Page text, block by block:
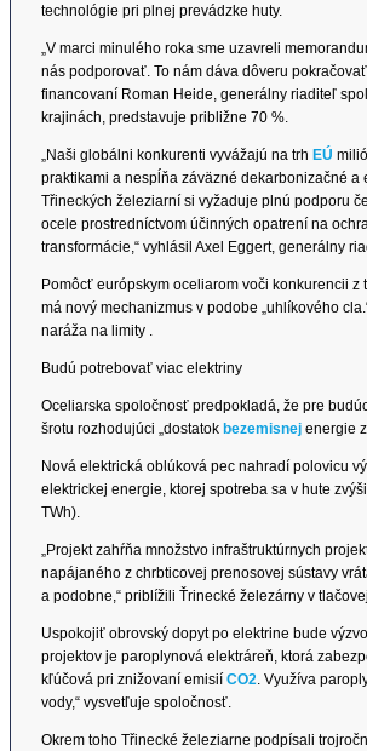
technológie pri plnej prevádzke huty.
„V marci minulého roka sme uzavreli
nás podporovať. To nám dáva dôveru
financovaní Roman Heide, generálny riaditeľ
krajinách, predstavuje približne 70 %.
„Naši globálni konkurenti vyvážajú na trh EÚ
praktikami a nespĺňa záväzné dekarbonizačné
Třineckých železiarní si vyžaduje plnú podporu
ocele prostredníctvom účinných opatrení na
transformácie,“ vyhlásil Axel Eggert, generálny
Pomôcť európskym oceliarom voči konkurencii
má nový mechanizmus v podobe „uhlíkového
naráža na limity .
Budú potrebovať viac elektriny
Oceliarska spoločnosť predpokladá, že pre
šrotu rozhodujúci „dostatok bezemisnej energie
Nová elektrická oblúková pec nahradí polovicu
elektrickej energie, ktorej spotreba sa v hute
TWh).
„Projekt zahŕňa množstvo infraštruktúrnych
napájaného z chrbticovej prenosovej sústavy
a podobne,“ priblížili Ťrinecké železárny v tlačovej
Uspokojiť obrovský dopyt po elektrine bude
projektov je paroplynová elektráreň, ktorá
kľúčová pri znižovaní emisií CO2 . Využíva
vody,“ vysvetľuje spoločnosť.
Okrem toho Třinecké železiarne podpísali